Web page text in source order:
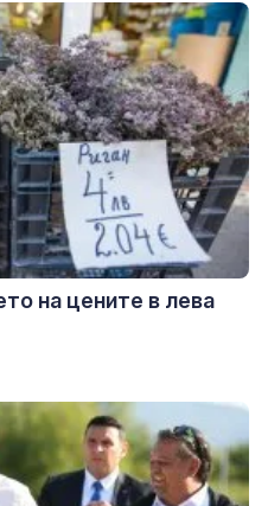
на цените в лева